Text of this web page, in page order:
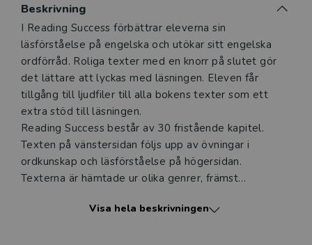
Beskrivning
Beskrivning
I Reading Success förbättrar eleverna sin
läsförståelse på engelska och utökar sitt engelska
ordförråd. Roliga texter med en knorr på slutet gör
det lättare att lyckas med läsningen. Eleven får
tillgång till ljudfiler till alla bokens texter som ett
extra stöd till läsningen.
Reading Success består av 30 fristående kapitel.
Texten på vänstersidan följs upp av övningar i
ordkunskap och läsförståelse på högersidan.
Texterna är hämtade ur olika genrer, främst
diagram, annons, information, faktatext, e-post och
Visa hela beskrivningen